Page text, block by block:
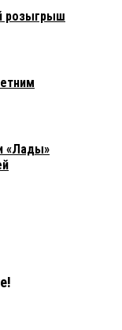
розыгрыш
«Лады»